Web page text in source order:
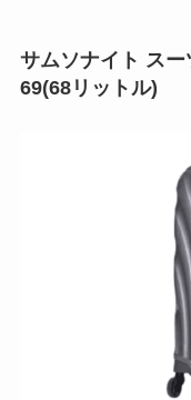
サムソナイト ス
69(68リットル)